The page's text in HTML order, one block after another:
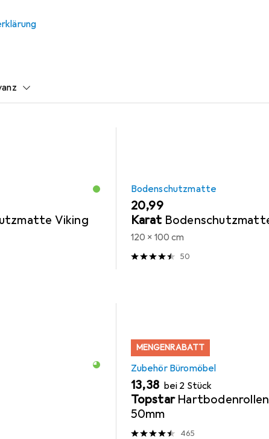
Viking
Bodenschutzmatte
EUR
20,99
Karat
120 x 100 cm
50
MENGENRABATT
Zubehör Büromöbel
EUR
13,38 bei 2 Stück
Topstar
50mm
465